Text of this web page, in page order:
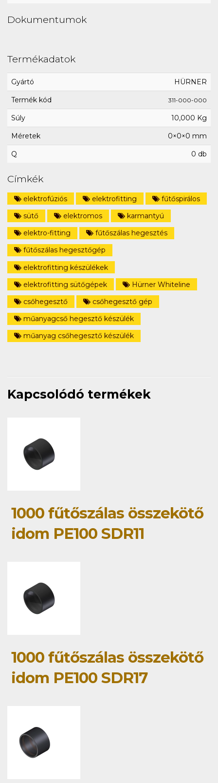
Dokumentumok
Termékadatok
Gyártó HÜRNER
Termék kód 311-000-000
Súly 10,000 Kg
Méretek 0×0×0 mm
Q 0 db
Címkék
elektrofúziós elektrofitting
fűtőspirálos
sütő
elektromos
karmantyú
elektro-fitting
fűtőszálas hegesztés
fűtőszálas hegesztőgép
elektrofitting készülékek
elektrofitting sütőgépek
Hürner Whiteline
csőhegesztő
csőhegesztő gép
műanyagcső hegesztő készülék
műanyag csőhegesztő készülék
Kapcsolódó termékek
1000 fűtőszálas összekötő
idom PE100 SDR11
1000 fűtőszálas összekötő
idom PE100 SDR17